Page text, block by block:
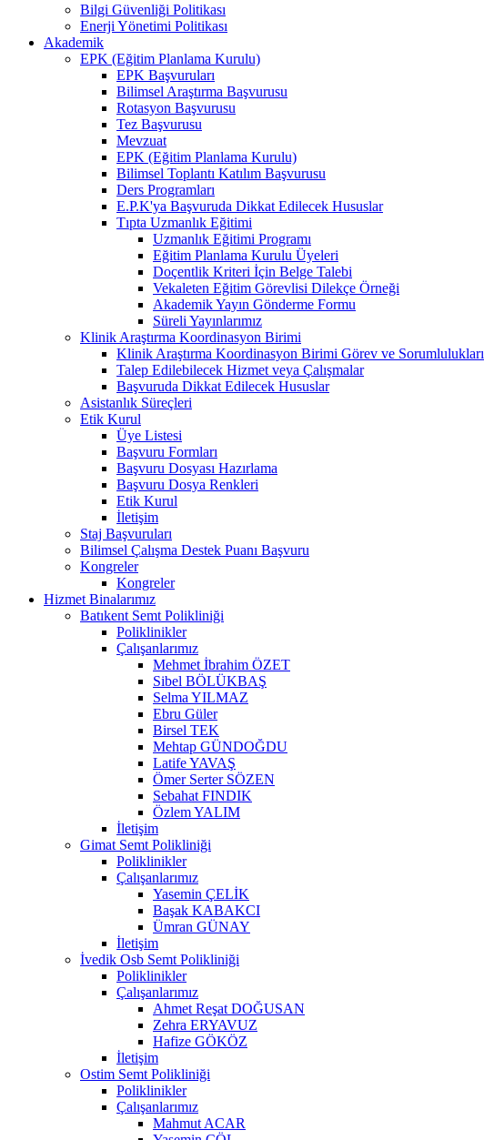
Bilgi Güvenliği Politikası
Enerji Yönetimi Politikası
Akademik
EPK (Eğitim Planlama Kurulu)
EPK Başvuruları
Bilimsel Araştırma Başvurusu
Rotasyon Başvurusu
Tez Başvurusu
Mevzuat
EPK (Eğitim Planlama Kurulu)
Bilimsel Toplantı Katılım Başvurusu
Ders Programları
E.P.K'ya Başvuruda Dikkat Edilecek Hususlar
Tıpta Uzmanlık Eğitimi
Uzmanlık Eğitimi Programı
Eğitim Planlama Kurulu Üyeleri
Doçentlik Kriteri İçin Belge Talebi
Vekaleten Eğitim Görevlisi Dilekçe Örneği
Akademik Yayın Gönderme Formu
Süreli Yayınlarımız
Klinik Araştırma Koordinasyon Birimi
Klinik Araştırma Koordinasyon Birimi Görev ve Sorumlulukları
Talep Edilebilecek Hizmet veya Çalışmalar
Başvuruda Dikkat Edilecek Hususlar
Asistanlık Süreçleri
Etik Kurul
Üye Listesi
Başvuru Formları
Başvuru Dosyası Hazırlama
Başvuru Dosya Renkleri
Etik Kurul
İletişim
Staj Başvuruları
Bilimsel Çalışma Destek Puanı Başvuru
Kongreler
Kongreler
Hizmet Binalarımız
Batıkent Semt Polikliniği
Poliklinikler
Çalışanlarımız
Mehmet İbrahim ÖZET
Sibel BÖLÜKBAŞ
Selma YILMAZ
Ebru Güler
Birsel TEK
Mehtap GÜNDOĞDU
Latife YAVAŞ
Ömer Serter SÖZEN
Sebahat FINDIK
Özlem YALIM
İletişim
Gimat Semt Polikliniği
Poliklinikler
Çalışanlarımız
Yasemin ÇELİK
Başak KABAKCI
Ümran GÜNAY
İletişim
İvedik Osb Semt Polikliniği
Poliklinikler
Çalışanlarımız
Ahmet Reşat DOĞUSAN
Zehra ERYAVUZ
Hafize GÖKÖZ
İletişim
Ostim Semt Polikliniği
Poliklinikler
Çalışanlarımız
Mahmut ACAR